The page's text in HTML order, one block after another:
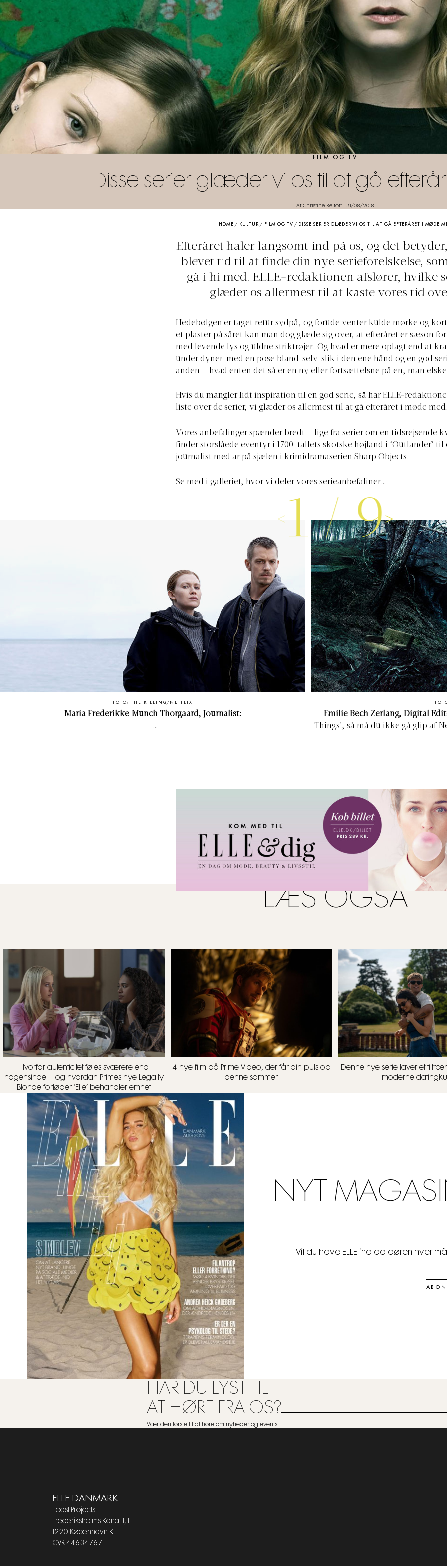
FILM OG TV
Disse serier glæder vi os til at gå
Af Christine Reitoft - 31/08/2018
HOME / KULTUR / FILM OG TV / DISSE SERIER GLÆDER VI OS TIL AT GÅ EFTERÅRET I MØDE
Efteråret haler langsomt ind på os, og det
blevet tid til at finde din nye serieforelskelse,
gå i hi med. ELLE-redaktionen afslører, hvilke
glæder os allermest til at kaste vores tid
Hedebølgen er taget retur sydpå, og forude venter kulde mørke og
et plaster på såret kan man dog glæde sig over, at efteråret er sæson
med levende lys og uldne striktrøjer. Og hvad er mere oplagt end at
under dynen med en pose bland-selv-slik i den ene hånd og en god
anden – hvad enten det så er en ny eller fortsættelsne på en, man
Hvis du mangler lidt inspiration til en god serie, så har ELLE-
liste over de serier, vi glæder os allermest til at gå efteråret i møde med.
Vores anbefalinger spænder bredt – lige fra serier om en tidsrejsende
finder storslåede eventyr i 1700-tallets skotske højland i ‘Outlander’ til
journalist med ar på sjælen i krimidramaserien Sharp Objects.
Se med i galleriet, hvor vi deler vores serieanbefaliner…
1/9
FOTO: THE KILLING/NETFLIX
Maria Frederikke Munch Thorgaard, Journalist: Emilie Bech Zerlang, Digital
Things', så må du ikke gå glip af
LÆS OGSÅ
Hvorfor autenticitet føles sværere end
nogensinde – og hvordan Primes nye Legally
Blonde-forløber ‘Elle’ behandler emnet
4 nye film på Prime Video, der får din puls op
denne sommer
Denne nye serie laver et
moderne
NYT
Vil du have ELLE ind ad døren hver
HAR DU LYST TIL
AT HØRE FRA OS?
Vær den første til at høre om nyheder og events
ELLE DANMARK
Toast Projects
Frederiksholms Kanal 1, 1.
1220 København K
CVR 44634767